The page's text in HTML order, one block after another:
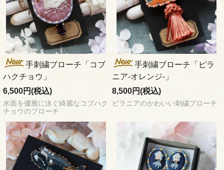
手刺繍ブローチ「コブ
ハクチョウ」
6,500円(税込)
水面を優雅に泳ぐ綺麗なコブハク
チョウのブローチ
手刺繍ブローチ「ピラ
ニア-オレンジ-」
8,500円(税込)
ピラニアのかわいい刺繍ブローチ